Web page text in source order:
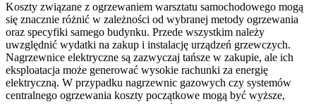
Koszty związane z ogrzewaniem warsztatu samochodowego mogą
się znacznie różnić w zależności od wybranej metody ogrzewania
oraz specyfiki samego budynku. Przede wszystkim należy
uwzględnić wydatki na zakup i instalację urządzeń grzewczych.
Nagrzewnice elektryczne są zazwyczaj tańsze w zakupie, ale ich
eksploatacja może generować wysokie rachunki za energię
elektryczną. W przypadku nagrzewnic gazowych czy systemów
centralnego ogrzewania koszty początkowe mogą być wyższe,